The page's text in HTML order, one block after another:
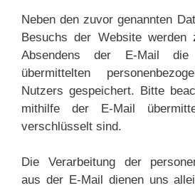
Neben den zuvor genannten
Besuchs der Website werden
Absendens der E-Mail
übermittelten
Nutzers gespeichert. Bitte
mithilfe der E-Mail
verschlüsselt sind.
Die Verarbeitung der
aus der E-Mail dienen uns